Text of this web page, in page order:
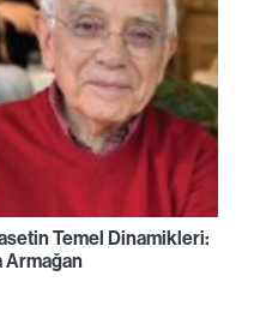
Temel Dinamikleri:
Armağan